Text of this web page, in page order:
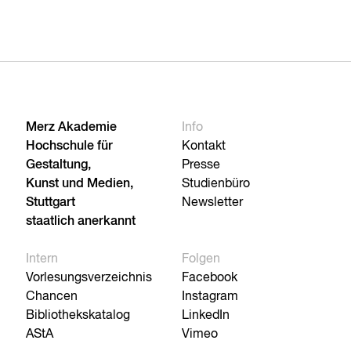
Merz Akademie
Hochschule für
Gestaltung,
Kunst und Medien,
Stuttgart
staatlich anerkannt
Info
Kontakt
Presse
Studienbüro
Newsletter
Intern
Vorlesungsverzeichnis
Chancen
Bibliothekskatalog
AStA
Folgen
Facebook
Instagram
LinkedIn
Vimeo